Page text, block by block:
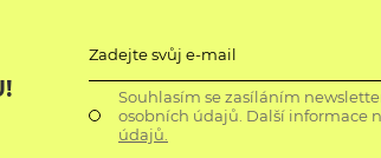
Zadejte svůj e-mail
Souhlasím se zasíláním
osobních údajů. Další informace
údajů.